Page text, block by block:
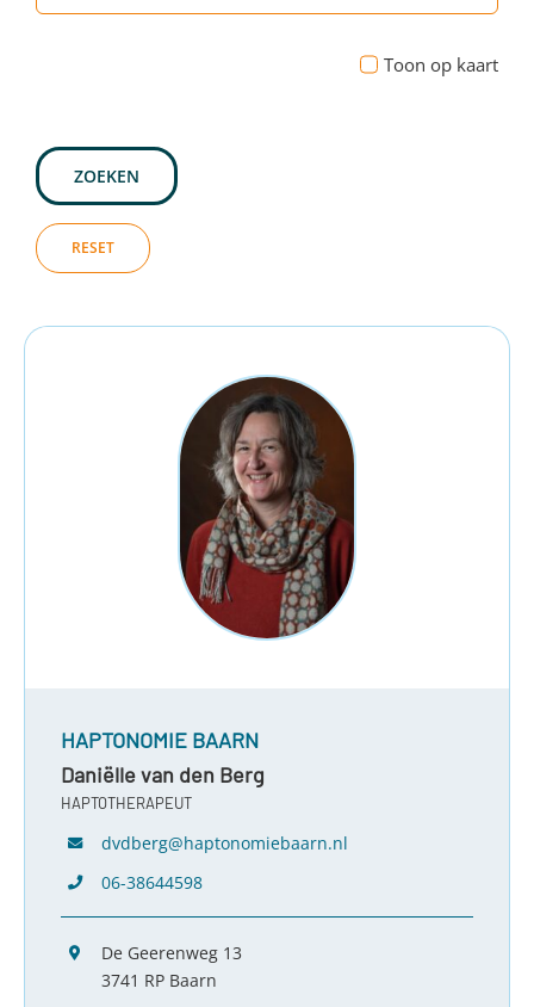
Toon op kaart
ZOEKEN
RESET
HAPTONOMIE BAARN
Daniëlle van den Berg
HAPTOTHERAPEUT
dvdberg@haptonomiebaarn.nl
06-38644598
De Geerenweg 13
3741 RP Baarn